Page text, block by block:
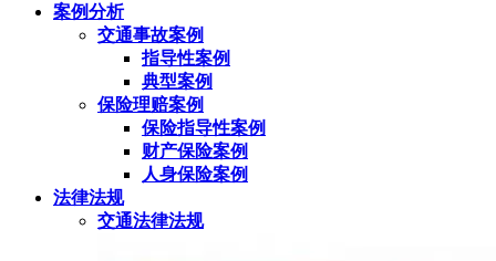
案例分析
交通事故案例
指导性案例
典型案例
保险理赔案例
保险指导性案例
财产保险案例
人身保险案例
法律法规
交通法律法规